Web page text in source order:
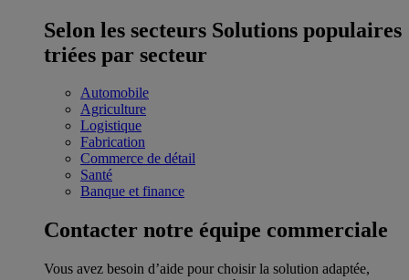
Selon les secteurs Solutions populaires
triées par secteur
Automobile
Agriculture
Logistique
Fabrication
Commerce de détail
Santé
Banque et finance
Contacter notre équipe commerciale
Vous avez besoin d’aide pour choisir la solution adaptée,